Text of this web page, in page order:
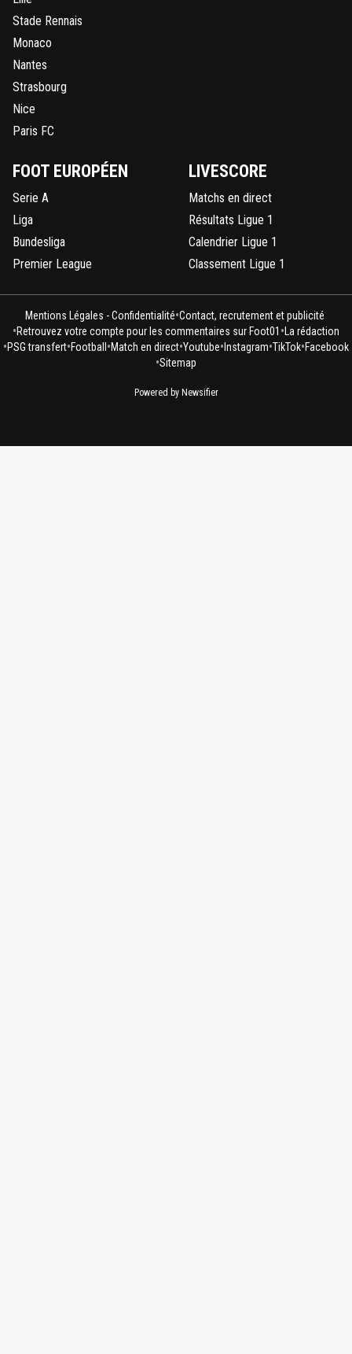
Stade Rennais
Monaco
Nantes
Strasbourg
Nice
Paris FC
FOOT EUROPÉEN
Serie A
Liga
Bundesliga
Premier League
LIVESCORE
Matchs en direct
Résultats Ligue 1
Calendrier Ligue 1
Classement Ligue 1
Mentions Légales - Confidentialité•Contact, recrutement et publicité
•Retrouvez votre compte pour les commentaires sur Foot01 •La rédaction
•PSG transfert•Football •Match en direct•Youtube• Instagram•TikTok•Facebook
•Sitemap
Powered by Newsifier